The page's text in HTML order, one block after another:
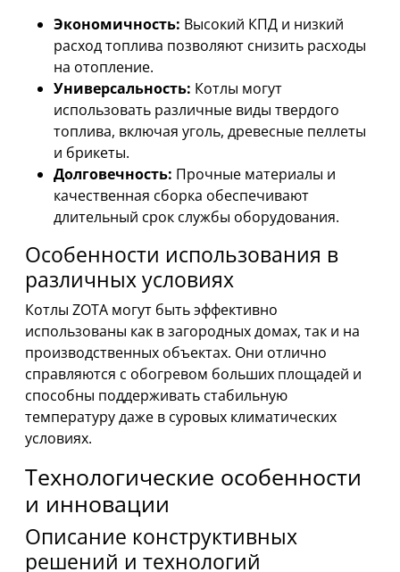
Экономичность: Высокий КПД и низкий
расход топлива позволяют снизить расходы
на отопление.
Универсальность: Котлы могут
использовать различные виды твердого
топлива, включая уголь, древесные пеллеты
и брикеты.
Долговечность: Прочные материалы и
качественная сборка обеспечивают
длительный срок службы оборудования.
Особенности использования в
различных условиях
Котлы ZOTA могут быть эффективно
использованы как в загородных домах, так и на
производственных объектах. Они отлично
справляются с обогревом больших площадей и
способны поддерживать стабильную
температуру даже в суровых климатических
условиях.
Технологические особенности
и инновации
Описание конструктивных
решений и технологий